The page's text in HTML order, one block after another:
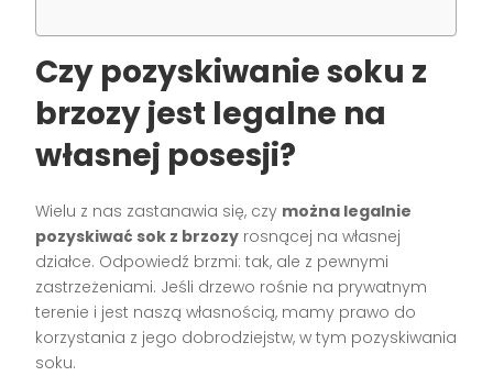
Czy pozyskiwanie soku z
brzozy jest legalne na
własnej posesji?
Wielu z nas zastanawia się, czy można legalnie
pozyskiwać sok z brzozy rosnącej na własnej
działce. Odpowiedź brzmi: tak, ale z pewnymi
zastrzeżeniami. Jeśli drzewo rośnie na prywatnym
terenie i jest naszą własnością, mamy prawo do
korzystania z jego dobrodziejstw, w tym pozyskiwania
soku.